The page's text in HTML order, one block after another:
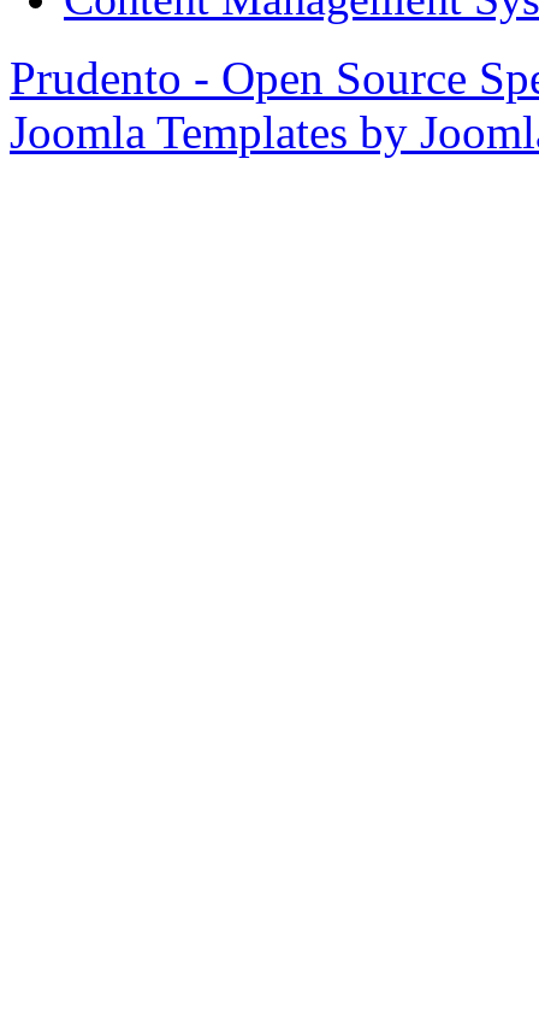
Prudento - Open Source
Joomla Templates by